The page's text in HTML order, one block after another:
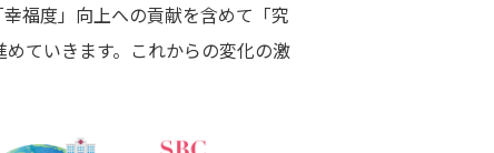
福度」向上への貢献を含めて「究
ていきます。これからの変化の激